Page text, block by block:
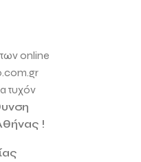
των online
τυχόν
!